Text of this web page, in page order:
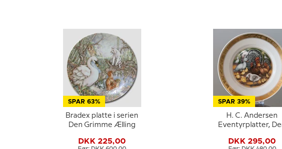
SPAR 63%
Bradex platte i serien
Den Grimme Ælling
DKK 225,00
SPAR 39%
H. C. Andersen
Eventyrplatter,
Copenhagen
DKK 295,00